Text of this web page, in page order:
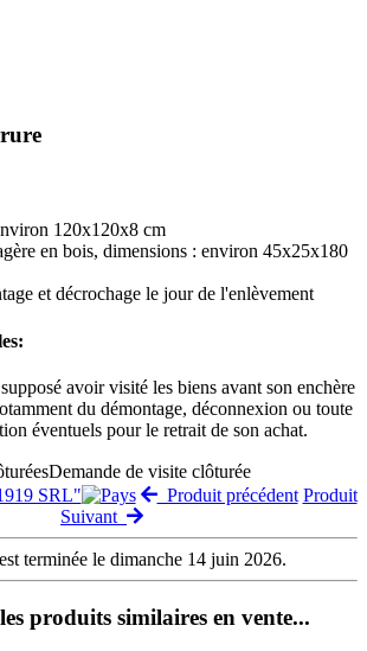
120x120x8 cm
en bois, dimensions : environ 45x25x180
et décrochage le jour de l'enlèvement
avoir visité les biens avant son enchère
du démontage, déconnexion ou toute
éventuels pour le retrait de son achat.
Demande de visite clôturée
SRL"
Produit précédent Produit
Suivant
terminée le dimanche 14 juin 2026.
produits similaires en vente...